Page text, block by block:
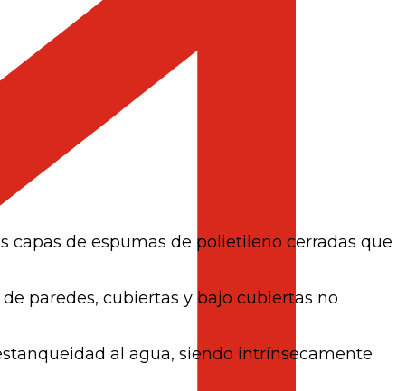
capas de espumas de polietileno cerradas que
paredes, cubiertas y bajo cubiertas no
al agua, siendo intrínsecamente